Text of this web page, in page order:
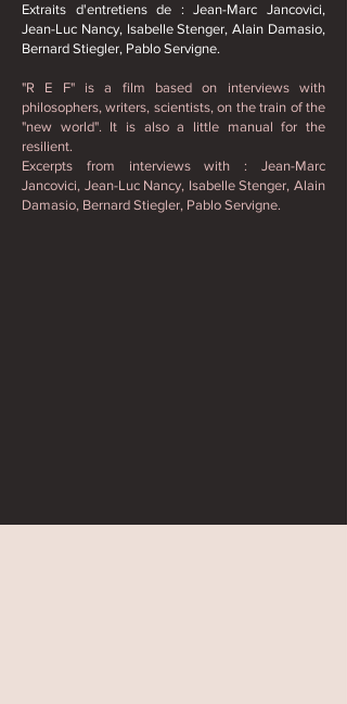
Extraits d'entretiens de : Jean-Marc Jancovici,
Jean-Luc Nancy, Isabelle Stenger, Alain Damasio,
Bernard Stiegler, Pablo Servigne.
"R E F" is a film based on interviews with
philosophers, writers, scientists, on the train of the
"new world". It is also a little manual for the
resilient.
Excerpts from interviews with : Jean-Marc
Jancovici, Jean-Luc Nancy, Isabelle Stenger, Alain
Damasio, Bernard Stiegler, Pablo Servigne.